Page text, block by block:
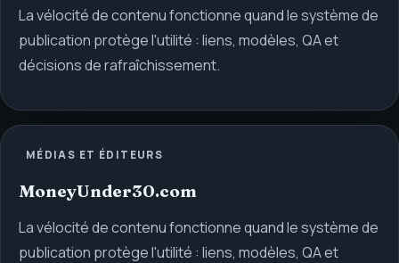
La vélocité de contenu fonctionne quand le système de
publication protège l'utilité : liens, modèles, QA et
décisions de rafraîchissement.
MÉDIAS ET ÉDITEURS
MoneyUnder30.com
La vélocité de contenu fonctionne quand le système de
publication protège l'utilité : liens, modèles, QA et